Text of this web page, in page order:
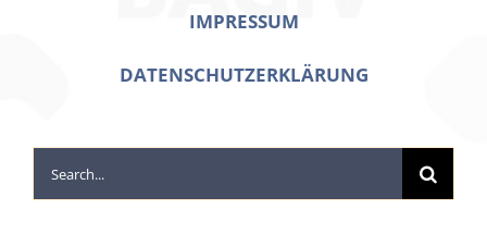
IMPRESSUM
DATENSCHUTZERKLÄRUNG
Search
for: